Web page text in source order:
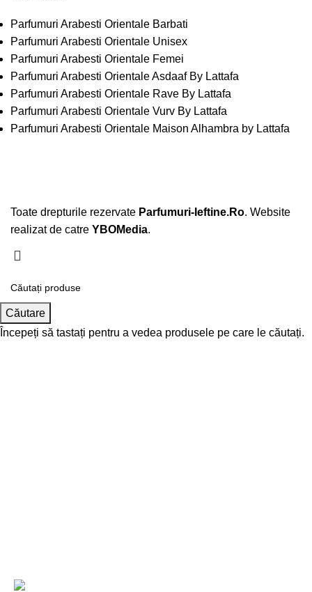
Parfumuri Arabesti Orientale Barbati
Parfumuri Arabesti Orientale Unisex
Parfumuri Arabesti Orientale Femei
Parfumuri Arabesti Orientale Asdaaf By Lattafa
Parfumuri Arabesti Orientale Rave By Lattafa
Parfumuri Arabesti Orientale Vurv By Lattafa
Parfumuri Arabesti Orientale Maison Alhambra by Lattafa
Toate drepturile rezervate Parfumuri-Ieftine.Ro. Website
realizat de catre YBOMedia.
Căutare
Începeți să tastați pentru a vedea produsele pe care le căutați.